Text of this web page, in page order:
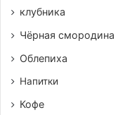
клубника
Чёрная смородина
Облепиха
Напитки
Кофе